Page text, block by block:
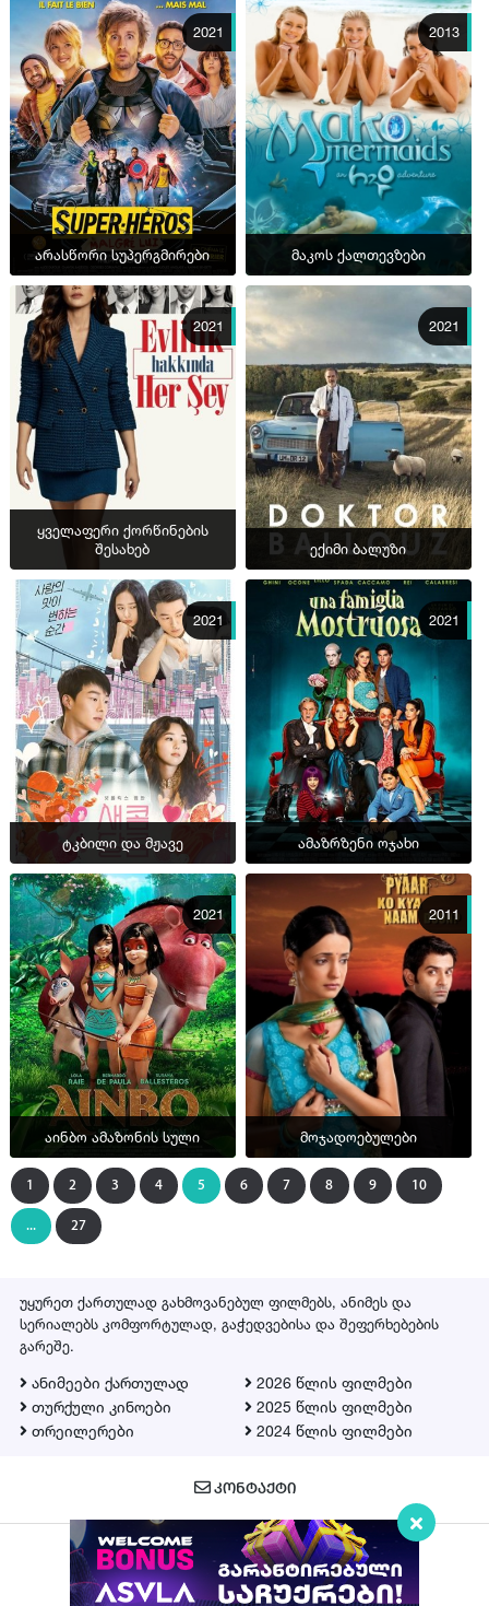
2021
არასწორი სუპერგმირები
2013
მაკოს ქალთევზები
2021
ყველაფერი ქორწინების
შესახებ
2021
ექიმი ბალუზი
2021
ტკბილი და მჟავე
2021
ამაზრზენი ოჯახი
2021
აინბო ამაზონის სული
2011
მოჯადოებულები
1 2 3 4 5 6 7 8 9 10
... 27
უყურეთ ქართულად გახმოვანებულ ფილმებს, ანიმეს და
სერიალებს კომფორტულად, გაჭედვებისა და შეფერხებების
გარეშე.
ანიმეები ქართულად
თურქული კინოები
თრეილერები
2026 წლის ფილმები
2025 წლის ფილმები
2024 წლის ფილმები
ᲙᲝᲜᲢᲐᲥᲢᲘ
Qartulad.in © 2026